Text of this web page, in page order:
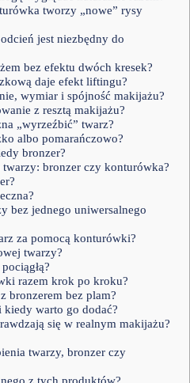
tworzy „nowe” rysy
jest niezbędny do
bez efektu dwóch kresek?
daje efekt liftingu?
wymiar i spójność makijażu?
z resztą makijażu?
„wyrzeźbić” twarz?
albo pomarańczowo?
bronzer?
twarzy: bronzer czy konturówka?
bez jednego uniwersalnego
za pomocą konturówki?
twarzy?
razem krok po kroku?
bronzerem bez plam?
warto go dodać?
się w realnym makijażu?
twarzy, bronzer czy